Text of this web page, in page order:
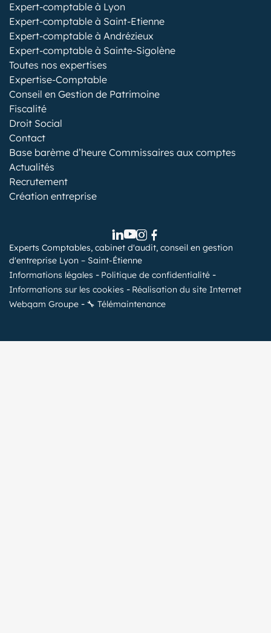
Expert-comptable à Lyon
Expert-comptable à Saint-Etienne
Expert-comptable à Andrézieux
Expert-comptable à Sainte-Sigolène
Toutes nos expertises
Expertise-Comptable
Conseil en Gestion de Patrimoine
Fiscalité
Droit Social
Contact
Base barème d’heure Commissaires aux comptes
Actualités
Recrutement
Création entreprise
Experts Comptables, cabinet d'audit, conseil en gestion
d'entreprise Lyon – Saint-Étienne
Informations légales
Politique de confidentialité
Informations sur les cookies
Réalisation du site Internet
Webqam Groupe
🔧 Télémaintenance